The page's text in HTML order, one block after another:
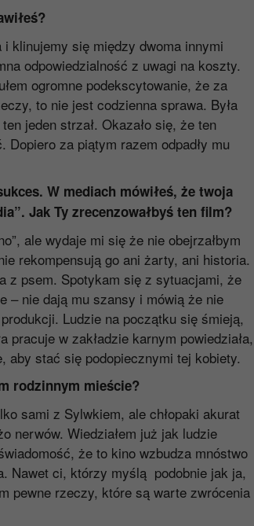
klinujemy się między dwoma innymi
odpowiedzialność z uwagi na koszty.
ogromne podekscytowanie, że za
to nie jest codzienna sprawa. Była
jeden strzał. Okazało się, że ten
za piątym razem odpadły mu
W mediach mówiłeś, że twoja
Jak Ty zrecenzowałbyś ten film?
ale wydaje mi się że nie obejrzałbym
rekompensują go ani żarty, ani historia.
z psem. Spotykam się z sytuacjami, że
– nie dają mu szansy i mówią że nie
Ludzie na początku się śmieją,
w zakładzie karnym powiedziała,
aby stać się podopiecznymi tej kobiety.
rodzinnym mieście?
sami z Sylwkiem, ale chłopaki akurat
nerwów. Wiedziałem już jak ludzie
że to kino wzbudza mnóstwo
Nawet ci, którzy myślą podobnie jak ja,
pewne rzeczy, które są warte zwrócenia